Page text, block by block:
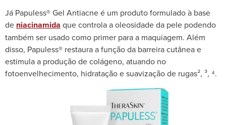
Já Papuless® Gel Antiacne é um produto formulado à base
de niacinamida que controla a oleosidade da pele podendo
também ser usado como primer para a maquiagem. Além
disso, Papuless® restaura a função da barreira cutânea e
estimula a produção de colágeno, atuando no
fotoenvelhecimento, hidratação e suavização de rugas², ³, ⁴.